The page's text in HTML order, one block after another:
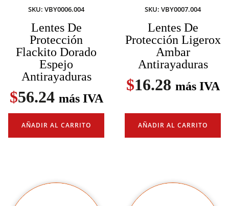
SKU: VBY0006.004
Lentes De
Protección
Flackito Dorado
Espejo
Antirayaduras
$56.24 más IVA
AÑADIR AL CARRITO
SKU: VBY0007.004
Lentes De
Protección Ligerox
Ambar
Antirayaduras
$16.28 más IVA
AÑADIR AL CARRITO